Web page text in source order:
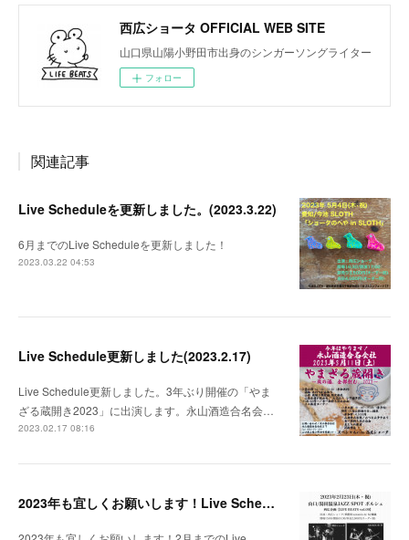
西広ショータ OFFICIAL WEB SITE
山口県山陽小野田市出身のシンガーソングライター
フォロー
関連記事
Live Scheduleを更新しました。(2023.3.22)
6月までのLive Scheduleを更新しました！
2023.03.22 04:53
Live Schedule更新しました(2023.2.17)
Live Schedule更新しました。3年ぶり開催の「やま
ざる蔵開き2023」に出演します。永山酒造合名会…
2023.02.17 08:16
2023年も宜しくお願いします！Live Schedule更新しました(2023.1.11)